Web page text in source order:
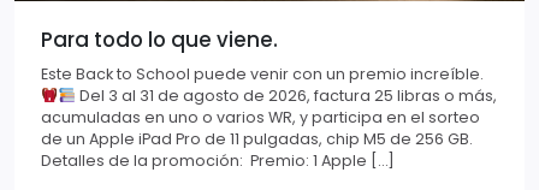
Para todo lo que viene.
Este Back to School puede venir con un premio increíble.
Del 3 al 31 de agosto de 2026, factura 25 libras o más,
acumuladas en uno o varios WR, y participa en el sorteo
de un Apple iPad Pro de 11 pulgadas, chip M5 de 256 GB.
Detalles de la promoción: Premio: 1 Apple […]